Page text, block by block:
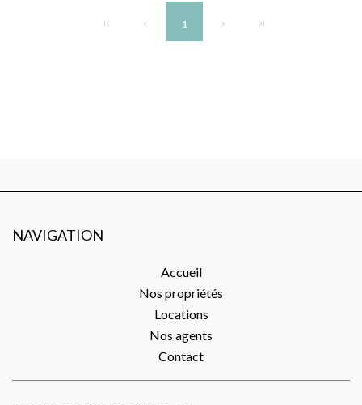
1
NAVIGATION
Accueil
Nos propriétés
Locations
Nos agents
Contact